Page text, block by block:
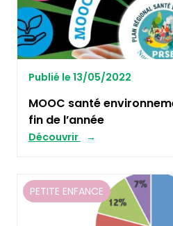
Publié le 13/05/2022
MOOC santé
fin de l’année
Découvrir
PETITE ENFANCE